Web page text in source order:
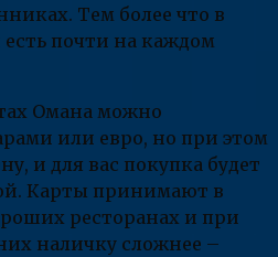
Тем более что в
почти на каждом
Омана можно
или евро, но при этом
и для вас покупка будет
Карты принимают в
ресторанах и при
наличку сложнее –